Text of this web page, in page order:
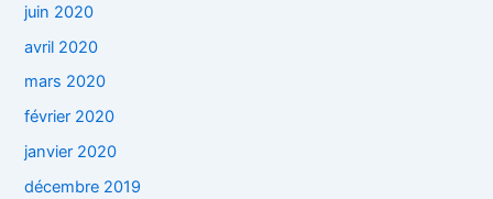
juin 2020
avril 2020
mars 2020
février 2020
janvier 2020
décembre 2019